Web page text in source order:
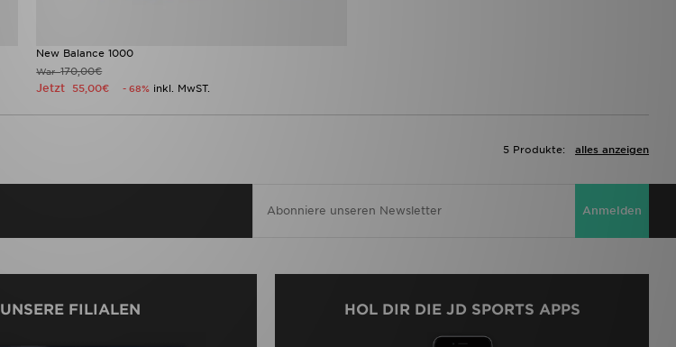
New Balance 1000
War170,00€
Jetzt 55,00€ - 68% inkl. MwST.
alles anzeigen
5 Produkte:
Anmelden
UNSERE FILIALEN HOL DIR DIE JD SPORTS APPS